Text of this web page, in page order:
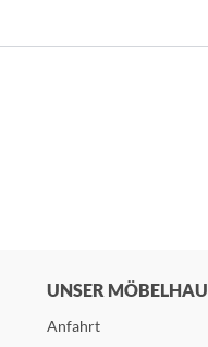
UNSER
Anfahrt